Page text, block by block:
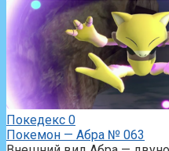
Покедекс 0
Покемон — Абра № 063